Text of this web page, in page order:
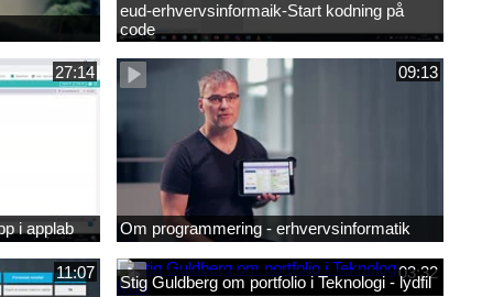
eud-erhvervsinformaik-Start kodning på
code
27:14
i applab
09:13
Om programmering - erhvervsinformatik
11:07 03:32
Stig Guldberg om portfolio i Teknologi - lydfil